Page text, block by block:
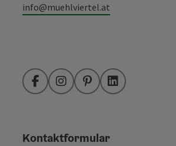
info@muehlviertel.at
FacebookInstagramPinterestLinkedIn
Kontaktformular